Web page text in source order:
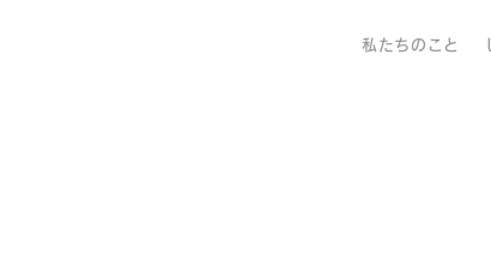
私たちのこと